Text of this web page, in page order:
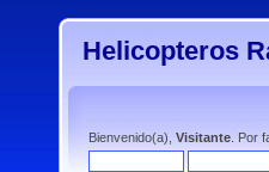
Helicopteros
Bienvenido(a), Visitante . Por